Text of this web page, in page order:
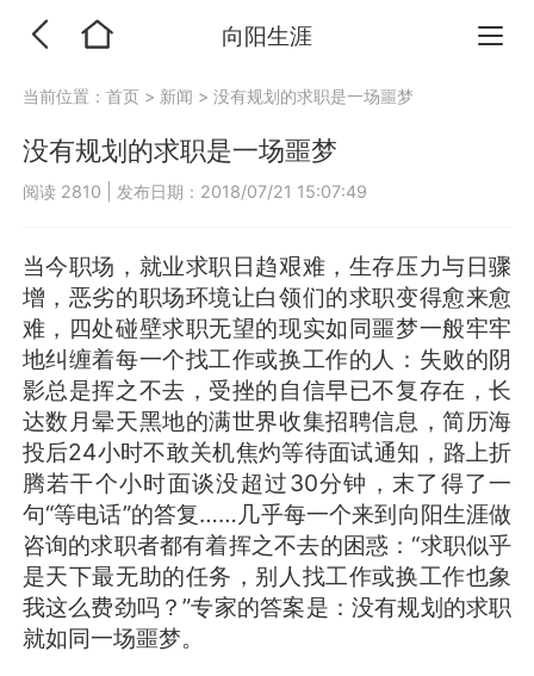
向阳生涯
当前位置：首页 > 新闻 >没有规划的求职是一场噩梦
没有规划的求职是一场噩梦
阅读 2810 发布日期：2018/07/21 15:07:49
当今职场，就业求职日趋艰难，生存压力与日骤
增，恶劣的职场环境让白领们的求职变得愈来愈
难，四处碰壁求职无望的现实如同噩梦一般牢牢
地纠缠着每一个找工作或换工作的人：失败的阴
影总是挥之不去，受挫的自信早已不复存在，长
达数月晕天黑地的满世界收集招聘信息，简历海
投后24小时不敢关机焦灼等待面试通知，路上折
腾若干个小时面谈没超过30分钟，末了得了一
句“等电话”的答复……几乎每一个来到向阳生涯做
咨询的求职者都有着挥之不去的困惑：“求职似乎
是天下最无助的任务，别人找工作或换工作也象
我这么费劲吗？”专家的答案是：没有规划的求职
就如同一场噩梦。